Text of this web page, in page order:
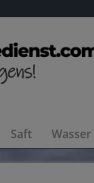
Saft Wasser